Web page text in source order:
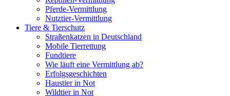
Pferde-Vermittlung
Nutztier-Vermittlung
Tiere & Tierschutz
Straßenkatzen in Deutschland
Mobile Tierrettung
Fundtiere
Wie läuft eine Vermittlung ab?
Erfolgsgeschichten
Haustier in Not
Wildtier in Not